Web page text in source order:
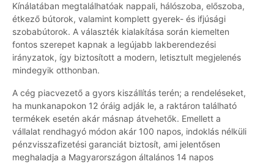
Kínálatában megtalálhatóak nappali, hálószoba, előszoba,
étkező bútorok, valamint komplett gyerek- és ifjúsági
szobabútorok. A választék kialakítása során kiemelten
fontos szerepet kapnak a legújabb lakberendezési
irányzatok, így biztosított a modern, letisztult megjelenés
mindegyik otthonban.
A cég piacvezető a gyors kiszállítás terén; a rendeléseket,
ha munkanapokon 12 óráig adják le, a raktáron található
termékek esetén akár másnap átvehetők. Emellett a
vállalat rendhagyó módon akár 100 napos, indoklás nélküli
pénzvisszafizetési garanciát biztosít, ami jelentősen
meghaladja a Magyarországon általános 14 napos